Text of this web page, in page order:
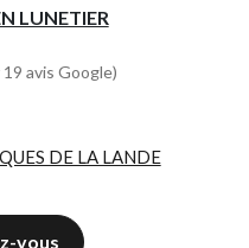
LUNETIER
19 avis Google)
DE LA LANDE
vous